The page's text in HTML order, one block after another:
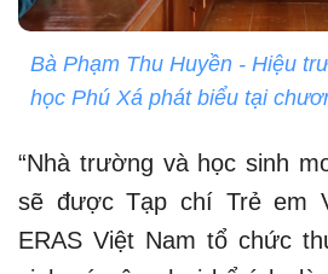
Bà Phạm Thu Huyền - Hiệu
học Phú Xá phát biểu tại
“Nhà trường và học sinh
sẽ được Tạp chí Trẻ em
ERAS Việt Nam tổ chức